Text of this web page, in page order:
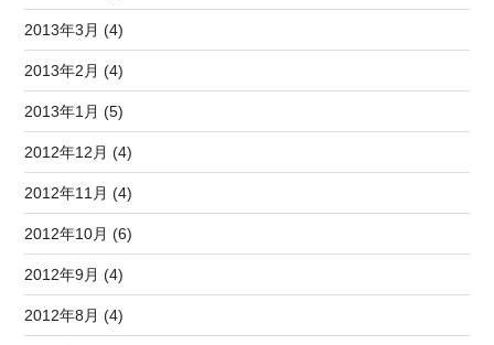
2013年3月 (4)
2013年2月 (4)
2013年1月 (5)
2012年12月 (4)
2012年11月 (4)
2012年10月 (6)
2012年9月 (4)
2012年8月 (4)